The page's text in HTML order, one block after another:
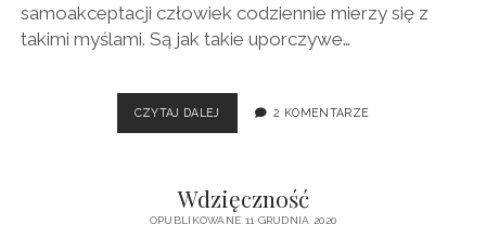
samoakceptacji człowiek codziennie mierzy się z
takimi myślami. Są jak takie uporczywe…
CZYTAJ DALEJ NIEDOSTATECZNA
2 KOMENTARZE
Wdzięczność
OPUBLIKOWANE 11 GRUDNIA 2020